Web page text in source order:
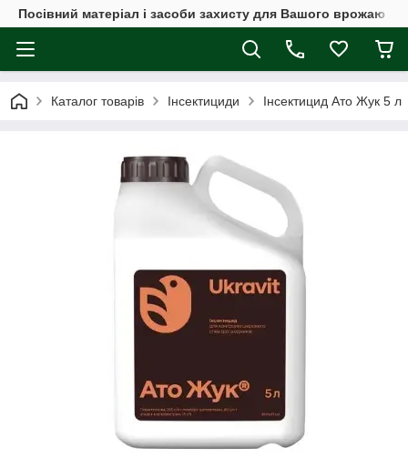
Посівний матеріал і засоби захисту для Вашого врожаю
Каталог товарів Інсектициди Інсектицид Ато Жук 5 л